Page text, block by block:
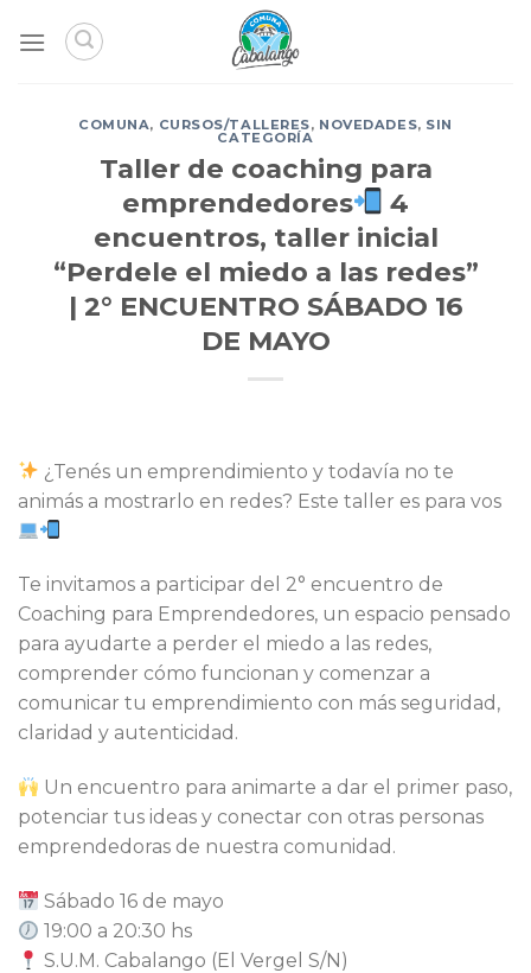
COMUNA, CURSOS/TALLERES, NOVEDADES, SIN
CATEGORÍA
Taller de coaching para
emprendedores
4
encuentros, taller inicial
“Perdele el miedo a las redes”
| 2° ENCUENTRO SÁBADO 16
DE MAYO
¿Tenés un emprendimiento y todavía no te
animás a mostrarlo en redes? Este taller es para vos
Te invitamos a participar del 2° encuentro de
Coaching para Emprendedores, un espacio pensado
para ayudarte a perder el miedo a las redes,
comprender cómo funcionan y comenzar a
comunicar tu emprendimiento con más seguridad,
claridad y autenticidad.
Un encuentro para animarte a dar el primer paso,
potenciar tus ideas y conectar con otras personas
emprendedoras de nuestra comunidad.
Sábado 16 de mayo
19:00 a 20:30 hs
S.U.M. Cabalango (El Vergel S/N)